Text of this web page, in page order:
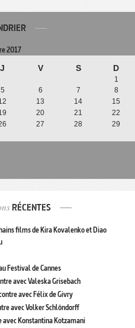
2017
J V S D
1
5 6 7
8
13 14
15
20 21
22
27 28
29
RÉCENTES
films de Kira Kovalenko et Diao
Festival de Cannes
avec Valeska Grisebach
avec Félix de Givry
avec Volker Schlöndorff
avec Konstantina Kotzamani